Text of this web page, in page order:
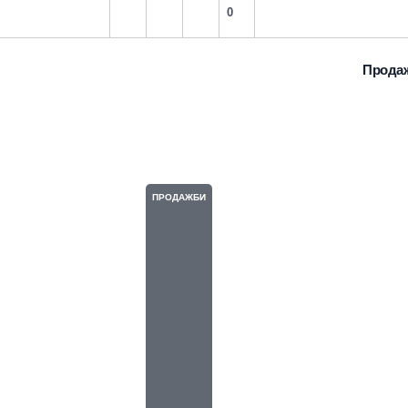
0
ПРОДАЖБИ